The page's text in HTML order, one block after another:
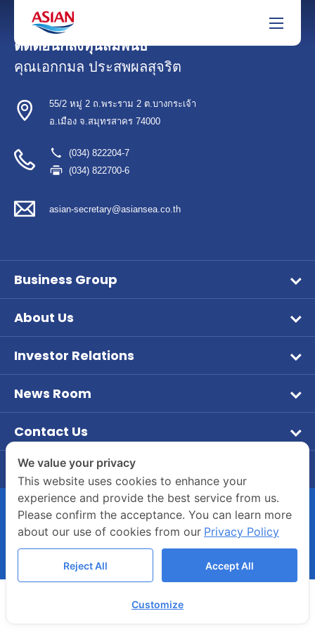
ติดต่อนักลงทุนสัมพันธ์
คุณเอกกมล ประสพผลสุจริต
55/2 หมู่ 2 ถ.พระราม 2 ต.บางกระเจ้า
อ.เมือง จ.สมุทรสาคร 74000
(034) 822204-7
(034) 822700-6
asian-secretary@asiansea.co.th
Business Group
Frozen Food
Tuna
Dry Feed
Our Brands
About Us
Company Overview
Board of Director and Executive Management
Company Structure
Investor Relations
ข้อมูลบริษัท
ข้อมูลผู้ถือหุ้น
การกำกับดูแลกิจการ
ข้อมูลนำเสนอแบบมัลติมีเดีย
บทวิเคราะห์
ข้อมูลราคาหลักทรัพย์
ห้องข่าวประชาสัมพันธ์
News Room
Investor
CSR
Contact Us
55/2 Moo 2, Rama 2 Road, Bang Krachao, Muang
Samut Sakhon 74000
(034) 822700-4
Career
Join Us
Company’s Benefits
We value your privacy
This website uses cookies to enhance your
experience and provide the best service from us.
Please confirm the acceptance. You can learn more
about our use of cookies from our Privacy Policy
Reject All Accept All
Customize